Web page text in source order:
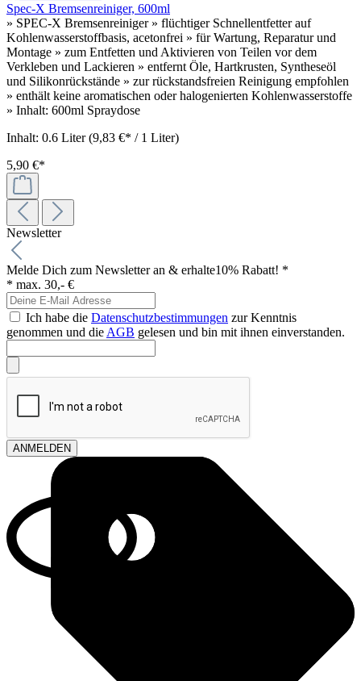
Spec-X Bremsenreiniger, 600ml
» SPEC-X Bremsenreiniger » flüchtiger Schnellentfetter auf
Kohlenwasserstoffbasis, acetonfrei » für Wartung, Reparatur und
Montage » zum Entfetten und Aktivieren von Teilen vor dem
Verkleben und Lackieren » entfernt Öle, Hartkrusten, Syntheseöl
und Silikonrückstände » zur rückstandsfreien Reinigung empfohlen
» enthält keine aromatischen oder halogenierten Kohlenwasserstoffe
» Inhalt: 600ml Spraydose
Inhalt: 0.6 Liter(9,83 €* / 1 Liter)
5,90 €*
Newsletter
Melde Dich zum Newsletter an & erhalte10% Rabatt! *
* max. 30,- €
Ich habe die Datenschutzbestimmungen zur Kenntnis
genommen und die AGB gelesen und bin mit ihnen einverstanden.
ANMELDEN